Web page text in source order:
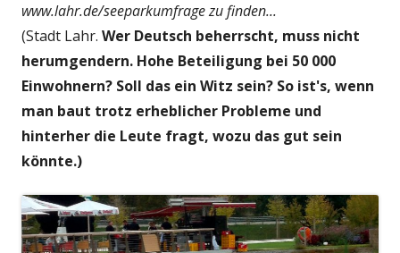
www.lahr.de/seeparkumfrage zu finden...
(Stadt Lahr. Wer Deutsch beherrscht, muss nicht
herumgendern. Hohe Beteiligung bei 50 000
Einwohnern? Soll das ein Witz sein? So ist's, wenn
man baut trotz erheblicher Probleme und
hinterher die Leute fragt, wozu das gut sein
könnte.)